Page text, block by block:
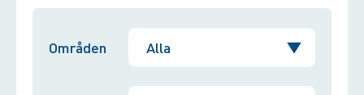
Områden